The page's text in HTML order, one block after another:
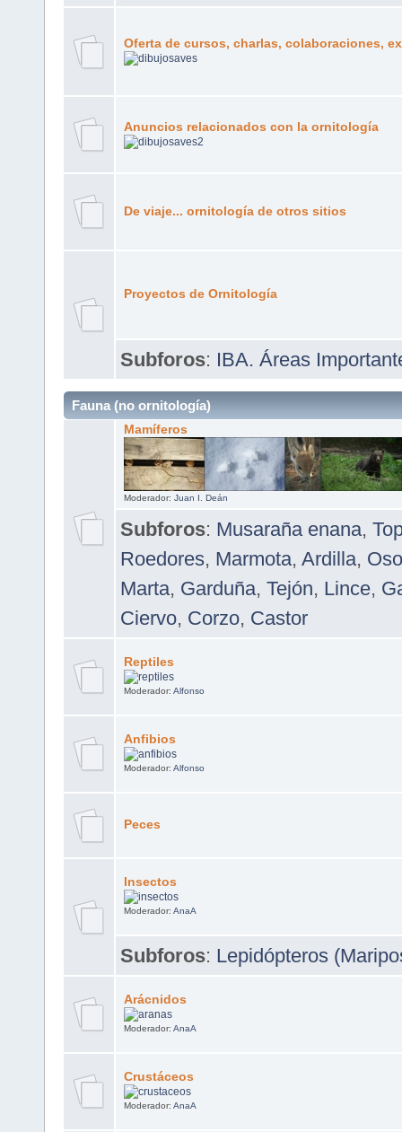
Oferta de cursos, charlas, colaboraciones,
Anuncios relacionados con la ornitología
De viaje... ornitología de otros sitios
Proyectos de Ornitología
Subforos: IBA. Áreas
Fauna (no ornitología)
Mamíferos
Moderador: Juan I. Deán
Subforos: Musaraña enana,
Roedores, Marmota, Ardilla,
Marta, Garduña, Tejón, Lince,
Ciervo, Corzo, Castor
Reptiles
Moderador: Alfonso
Anfibios
Moderador: Alfonso
Peces
Insectos
Moderador: AnaA
Subforos: Lepidópteros
Arácnidos
Moderador: AnaA
Crustáceos
Moderador: AnaA